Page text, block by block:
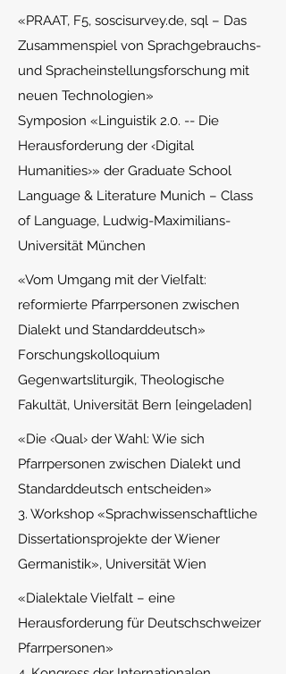
«PRAAT, F5, soscisurvey.de, sql – Das
Zusammenspiel von Sprachgebrauchs-
und Spracheinstellungsforschung mit
neuen Technologien»
Symposion «Linguistik 2.0. -- Die
Herausforderung der ‹Digital
Humanities›» der Graduate School
Language & Literature Munich – Class
of Language, Ludwig-Maximilians-
Universität München
«Vom Umgang mit der Vielfalt:
reformierte Pfarrpersonen zwischen
Dialekt und Standarddeutsch»
Forschungskolloquium
Gegenwartsliturgik, Theologische
Fakultät, Universität Bern [eingeladen]
«Die ‹Qual› der Wahl: Wie sich
Pfarrpersonen zwischen Dialekt und
Standarddeutsch entscheiden»
3. Workshop «Sprachwissenschaftliche
Dissertationsprojekte der Wiener
Germanistik», Universität Wien
«Dialektale Vielfalt – eine
Herausforderung für Deutschschweizer
Pfarrpersonen»